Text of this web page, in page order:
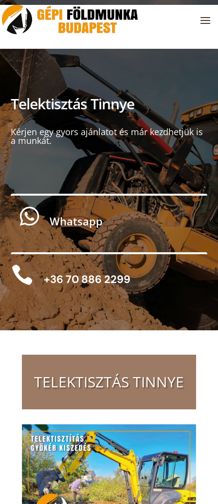
Telektisztás Tinnye
Kérjen egy gyors ajánlatot és már kezdhetjük is
a munkát.
 Whatsapp
 +36 70 886 2299
TELEKTISZTÁS TINNYE